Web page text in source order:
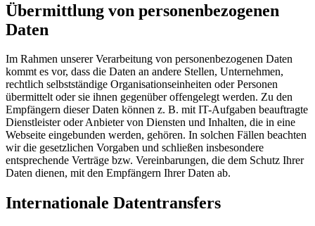
Übermittlung von personenbezogenen
Daten
Im Rahmen unserer Verarbeitung von personenbezogenen Daten
kommt es vor, dass die Daten an andere Stellen, Unternehmen,
rechtlich selbstständige Organisationseinheiten oder Personen
übermittelt oder sie ihnen gegenüber offengelegt werden. Zu den
Empfängern dieser Daten können z. B. mit IT-Aufgaben beauftragte
Dienstleister oder Anbieter von Diensten und Inhalten, die in eine
Webseite eingebunden werden, gehören. In solchen Fällen beachten
wir die gesetzlichen Vorgaben und schließen insbesondere
entsprechende Verträge bzw. Vereinbarungen, die dem Schutz Ihrer
Daten dienen, mit den Empfängern Ihrer Daten ab.
Internationale Datentransfers